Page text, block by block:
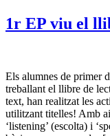
1r EP viu el
Els alumnes de primer
treballant el llibre de
text, han realitzat les
utilitzant titelles! Amb
‘listening’ (escolta) i